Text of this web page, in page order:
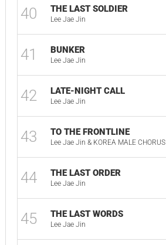
40 THE LAST SOLDIER
Lee Jae Jin
41 BUNKER
Lee Jae Jin
42 LATE-NIGHT CALL
Lee Jae Jin
43 TO THE FRONTLINE
Lee Jae Jin & KOREA MALE CHORUS
44 THE LAST ORDER
Lee Jae Jin
45 THE LAST WORDS
Lee Jae Jin